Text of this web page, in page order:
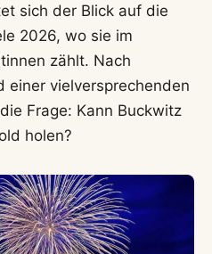
sich der Blick auf die
2026, wo sie im
zählt. Nach
einer vielversprechenden
Frage: Kann Buckwitz
holen?